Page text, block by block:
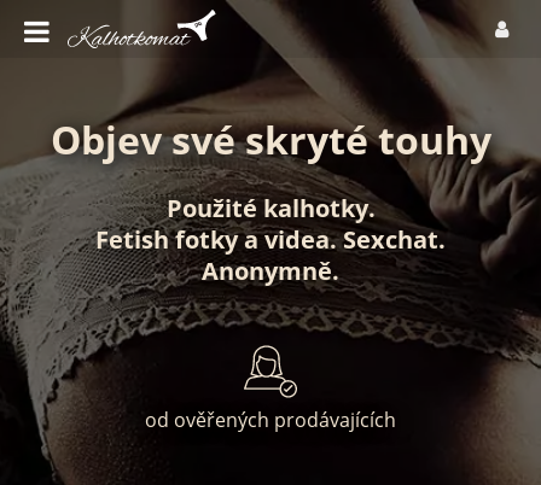
Objev své skryté touhy
Použité kalhotky.
Fetish fotkyavidea.Sexchat.
Anonymně.
od ověřených prodávajících